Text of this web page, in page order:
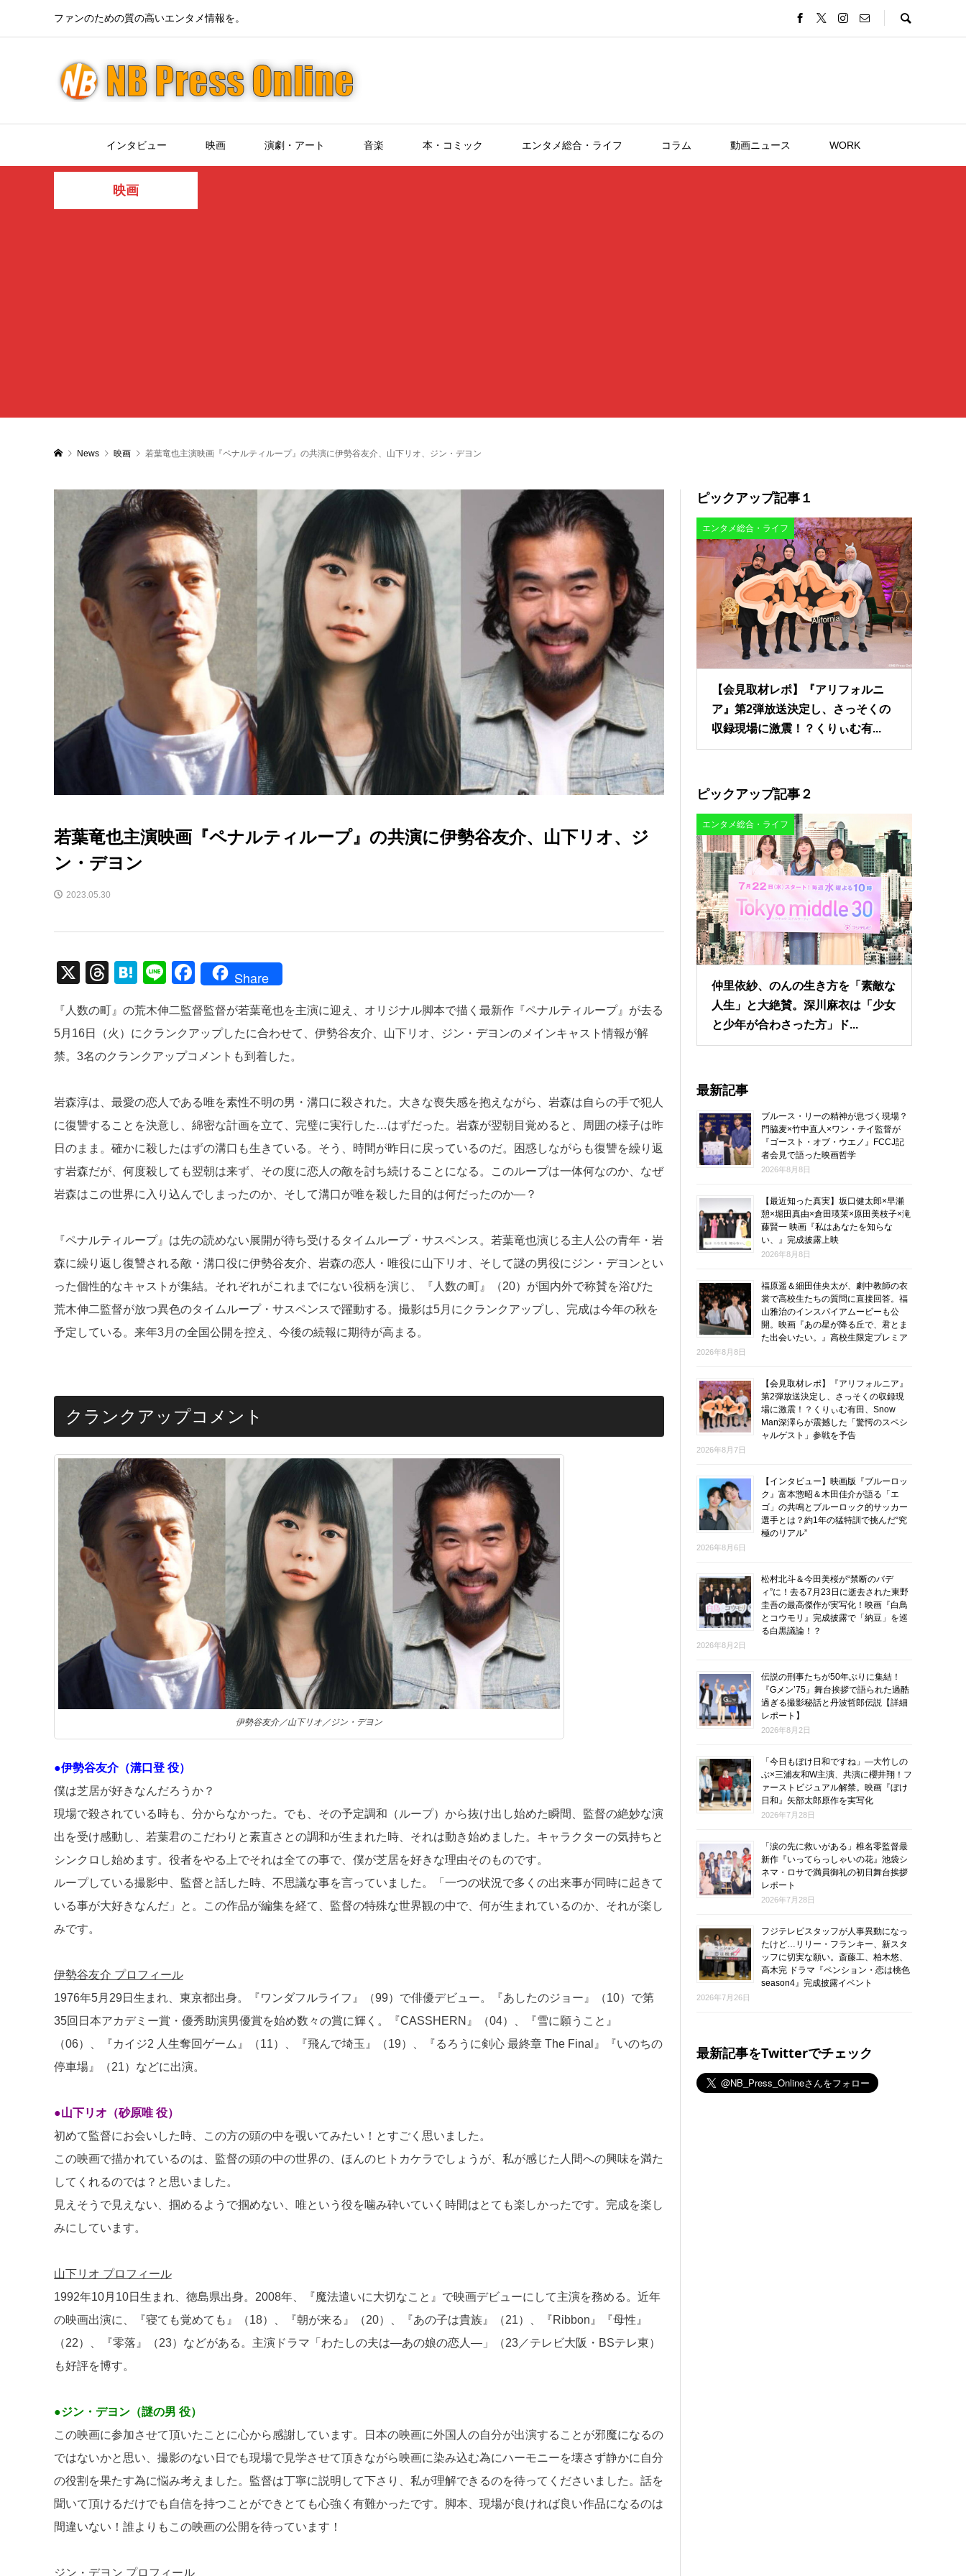
ファンのための質の高いエンタメ情報を。
インタビュー 映画 演劇・アート 音楽 本・コミック エンタメ総合・ライフ コラム 動画ニュース WORK
映画
News 映画 若葉竜也主演映画『ペナルティループ』の共演に伊勢谷友介、山下リオ、ジン・デヨン
若葉竜也主演映画『ペナルティループ』の共演に伊勢谷友介、山下リオ、ジ
ン・デヨン
2023.05.30
X
T
e
a
d
H
e
n
a
Li
e
F
c
e
b
o
k
Share
『人数の町』の荒木伸二監督監督が若葉竜也を主演に迎え、オリジナル脚本で描く最新作『ペナルティループ』が去る
5月16日（火）にクランクアップしたに合わせて、伊勢谷友介、山下リオ、ジン・デヨンのメインキャスト情報が解
禁。3名のクランクアップコメントも到着した。
岩森淳は、最愛の恋人である唯を素性不明の男・溝口に殺された。大きな喪失感を抱えながら、岩森は自らの手で犯人
に復讐することを決意し、綿密な計画を立て、完璧に実行した…はずだった。岩森が翌朝目覚めると、周囲の様子は昨
日のまま。確かに殺したはずの溝口も生きている。そう、時間が昨日に戻っているのだ。困惑しながらも復讐を繰り返
す岩森だが、何度殺しても翌朝は来ず、その度に恋人の敵を討ち続けることになる。このループは一体何なのか、なぜ
岩森はこの世界に入り込んでしまったのか、そして溝口が唯を殺した目的は何だったのか―？
『ペナルティループ』は先の読めない展開が待ち受けるタイムループ・サスペンス。若葉竜也演じる主人公の青年・岩
森に繰り返し復讐される敵・溝口役に伊勢谷友介、岩森の恋人・唯役に山下リオ、そして謎の男役にジン・デヨンとい
った個性的なキャストが集結。それぞれがこれまでにない役柄を演じ、『人数の町』（20）が国内外で称賛を浴びた
荒木伸二監督が放つ異色のタイムループ・サスペンスで躍動する。撮影は5月にクランクアップし、完成は今年の秋を
予定している。来年3月の全国公開を控え、今後の続報に期待が高まる。
クランクアップコメント
伊勢谷友介／山下リオ／ジン・デヨン
●伊勢谷友介（溝口登 役）
僕は芝居が好きなんだろうか？
現場で殺されている時も、分からなかった。でも、その予定調和（ループ）から抜け出し始めた瞬間、監督の絶妙な演
出を受け感動し、若葉君のこだわりと素直さとの調和が生まれた時、それは動き始めました。キャラクターの気持ちと
シンクロし始めます。役者をやる上でそれは全ての事で、僕が芝居を好きな理由そのものです。
ループしている撮影中、監督と話した時、不思議な事を言っていました。「一つの状況で多くの出来事が同時に起きて
いる事が大好きなんだ」と。この作品が編集を経て、監督の特殊な世界観の中で、何が生まれているのか、それが楽し
みです。
伊勢谷友介 プロフィール
1976年5月29日生まれ、東京都出身。『ワンダフルライフ』（99）で俳優デビュー。『あしたのジョー』（10）で第
35回日本アカデミー賞・優秀助演男優賞を始め数々の賞に輝く。『CASSHERN』（04）、『雪に願うこと』
（06）、『カイジ2 人生奪回ゲーム』（11）、『飛んで埼玉』（19）、『るろうに剣心 最終章 The Final』『いのちの
停車場』（21）などに出演。
●山下リオ（砂原唯 役）
初めて監督にお会いした時、この方の頭の中を覗いてみたい！とすごく思いました。
この映画で描かれているのは、監督の頭の中の世界の、ほんのヒトカケラでしょうが、私が感じた人間への興味を満た
してくれるのでは？と思いました。
見えそうで見えない、掴めるようで掴めない、唯という役を噛み砕いていく時間はとても楽しかったです。完成を楽し
みにしています。
山下リオ プロフィール
1992年10月10日生まれ、徳島県出身。2008年、『魔法遣いに大切なこと』で映画デビューにして主演を務める。近年
の映画出演に、『寝ても覚めても』（18）、『朝が来る』（20）、『あの子は貴族』（21）、『Ribbon』『母性』
（22）、『零落』（23）などがある。主演ドラマ「わたしの夫は―あの娘の恋人―」（23／テレビ大阪・BSテレ東）
も好評を博す。
●ジン・デヨン（謎の男 役）
この映画に参加させて頂いたことに心から感謝しています。日本の映画に外国人の自分が出演することが邪魔になるの
ではないかと思い、撮影のない日でも現場で見学させて頂きながら映画に染み込む為にハーモニーを壊さず静かに自分
の役割を果たす為に悩み考えました。監督は丁寧に説明して下さり、私が理解できるのを待ってくださいました。話を
聞いて頂けるだけでも自信を持つことができとても心強く有難かったです。脚本、現場が良ければ良い作品になるのは
間違いない！誰よりもこの映画の公開を待っています！
ジン・デヨン プロフィール
ピックアップ記事１
エンタメ総合・ライフ
【会見取材レポ】『アリフォルニ
ア』第2弾放送決定し、さっそくの
収録現場に激震！？くりぃむ有...
ピックアップ記事２
エンタメ総合・ライフ
仲里依紗、のんの生き方を「素敵な
人生」と大絶賛。深川麻衣は「少女
と少年が合わさった方」ド...
最新記事
ブルース・リーの精神が息づく現場？
門脇麦×竹中直人×ワン・チイ監督が
『ゴースト・オブ・ウエノ』FCCJ記
者会見で語った映画哲学
2026年8月8日
【最近知った真実】坂口健太郎×早瀬
憩×堀田真由×倉田瑛茉×原田美枝子×滝
藤賢一 映画『私はあなたを知らな
い、』完成披露上映
2026年8月8日
福原遥＆細田佳央太が、劇中教師の衣
裳で高校生たちの質問に直接回答。福
山雅治のインスパイアムービーも公
開。映画『あの星が降る丘で、君とま
た出会いたい。』高校生限定プレミア
2026年8月8日
【会見取材レポ】『アリフォルニア』
第2弾放送決定し、さっそくの収録現
場に激震！？くりぃむ有田、Snow
Man深澤らが震撼した「驚愕のスペシ
ャルゲスト」参戦を予告
2026年8月7日
【インタビュー】映画版『ブルーロッ
ク』富本惣昭＆木田佳介が語る「エ
ゴ」の共鳴とブルーロック的サッカー
選手とは？約1年の猛特訓で挑んだ“究
極のリアル”
2026年8月6日
松村北斗＆今田美桜が“禁断のバデ
ィ”に！去る7月23日に逝去された東野
圭吾の最高傑作が実写化！映画『白鳥
とコウモリ』完成披露で「納豆」を巡
る白黒議論！？
2026年8月2日
伝説の刑事たちが50年ぶりに集結！
『Gメン’75』舞台挨拶で語られた過酷
過ぎる撮影秘話と丹波哲郎伝説【詳細
レポート】
2026年8月2日
「今日もぼけ日和ですね」―大竹しの
ぶ×三浦友和W主演、共演に櫻井翔！フ
ァーストビジュアル解禁。映画『ぼけ
日和』矢部太郎原作を実写化
2026年7月28日
「涙の先に救いがある」椎名零監督最
新作『いってらっしゃいの花』池袋シ
ネマ・ロサで満員御礼の初日舞台挨拶
レポート
2026年7月28日
フジテレビスタッフが人事異動になっ
たけど…リリー・フランキー、新スタ
ッフに切実な願い。斎藤工、柏木悠、
高木完 ドラマ『ペンション・恋は桃色
season4』完成披露イベント
2026年7月26日
最新記事をTwitterでチェック